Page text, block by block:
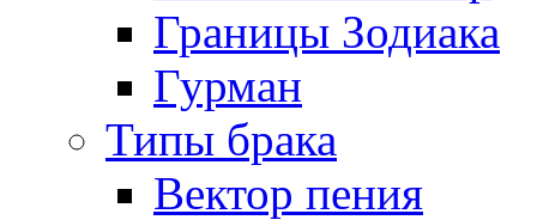
Границы Зодиака
Гурман
Типы брака
Вектор пения